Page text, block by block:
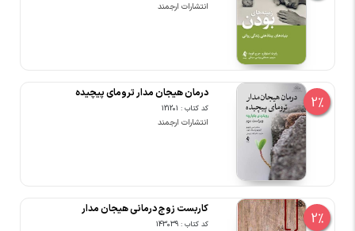
انتشارات ارجمند
2%
درمان هیجان مدار ترومای پیچیده
کد کتاب : 121201
انتشارات ارجمند
2%
کاربست زوج درمانی هیجان مدار
کد کتاب : 143039